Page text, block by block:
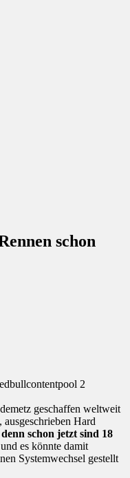
schon
geschaffen weltweit
Hard
denn schon jetzt sind 18
und es könnte damit
Systemwechsel gestellt